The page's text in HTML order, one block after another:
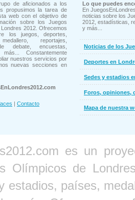
de aficionados a los
propusimos la tarea de
web con el objetivo de
sobre los Juegos
2012. Ofrecemos
los juegos, deportes,
reportajes,
debate, encuestas,
Constantemente
nuestros servicios por
nuevas secciones en
| Contacto
Lo que puedes
En
noticias sobre los
2012, estadísticas,
y más...
Noticias de los
Deportes en
Sedes y estadios
Foros, opiniones,
Mapa de nuestra
es un
Olímpicos de
estadios, países,